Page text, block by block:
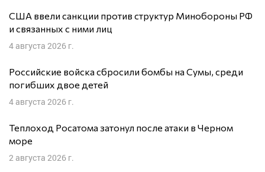
США ввели санкции против структур Минобороны РФ
и связанных с ними лиц
4 августа 2026 г.
Российские войска сбросили бомбы на Сумы, среди
погибших двое детей
4 августа 2026 г.
Теплоход Росатома затонул после атаки в Черном
море
2 августа 2026 г.